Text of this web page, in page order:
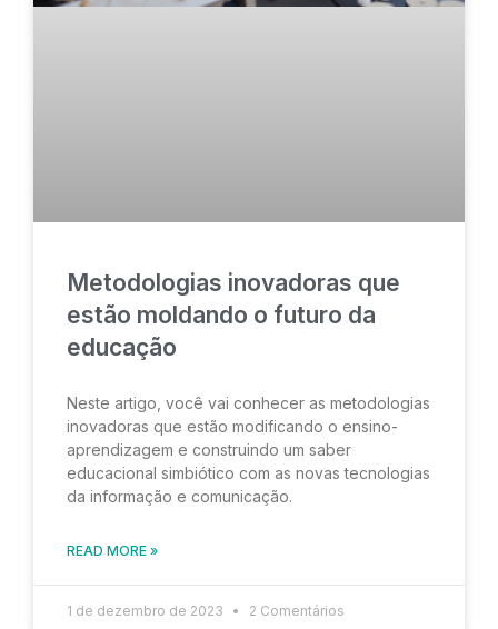
Metodologias inovadoras que
estão moldando o futuro da
educação
Neste artigo, você vai conhecer as metodologias
inovadoras que estão modificando o ensino-
aprendizagem e construindo um saber
educacional simbiótico com as novas tecnologias
da informação e comunicação.
READ MORE »
1 de dezembro de 2023 2 Comentários